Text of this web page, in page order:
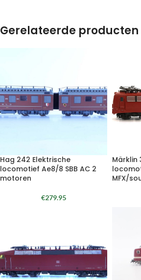
Gerelateerde producten
Hag 242 Elektrische
locomotief Ae8/8 SBB AC 2
motoren
€279.95
Märklin
MFX/